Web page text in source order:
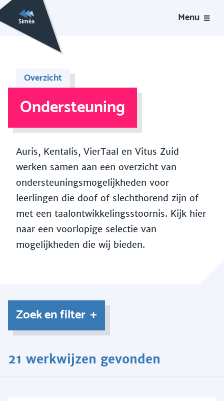
Menu
Overzicht
Ondersteuning
Auris, Kentalis, VierTaal en Vitus Zuid
werken samen aan een overzicht van
ondersteuningsmogelijkheden voor
leerlingen die doof of slechthorend zijn of
met een taalontwikkelingsstoornis. Kijk hier
naar een voorlopige selectie van
mogelijkheden die wij bieden.
Zoek en filter
21 werkwijzen gevonden